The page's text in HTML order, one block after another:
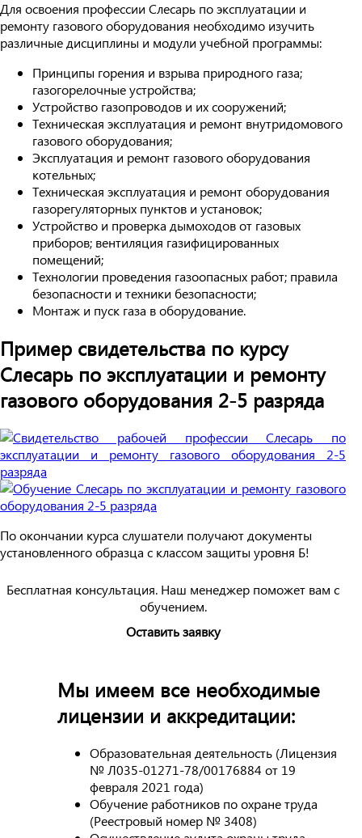
Для освоения профессии Слесарь по эксплуатации и
ремонту газового оборудования необходимо изучить
различные дисциплины и модули учебной программы:
Принципы горения и взрыва природного газа;
газогорелочные устройства;
Устройство газопроводов и их сооружений;
Техническая эксплуатация и ремонт внутридомового
газового оборудования;
Эксплуатация и ремонт газового оборудования
котельных;
Техническая эксплуатация и ремонт оборудования
газорегуляторных пунктов и установок;
Устройство и проверка дымоходов от газовых
приборов; вентиляция газифицированных
помещений;
Технологии проведения газоопасных работ; правила
безопасности и техники безопасности;
Монтаж и пуск газа в оборудование.
Пример свидетельства по курсу
Слесарь по эксплуатации и ремонту
газового оборудования 2-5 разряда
По окончании курса слушатели получают документы
установленного образца с классом защиты уровня Б!
Бесплатная консультация. Наш менеджер поможет вам с
обучением.
Оставить заявку
Мы имеем все необходимые
лицензии и аккредитации:
Образовательная деятельность (Лицензия
№ Л035-01271-78/00176884 от 19
февраля 2021 года)
Обучение работников по охране труда
(Реестровый номер № 3408)